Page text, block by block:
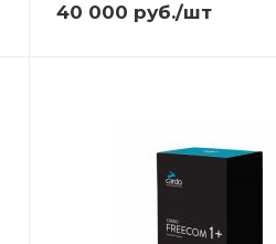
40 000 руб./шт